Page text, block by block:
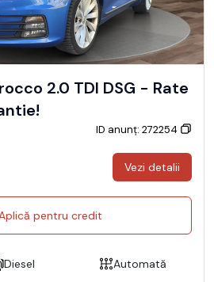
2.0 TDI DSG - Rate
ID anunț: 272254
Vezi detalii
Aplică pentru credit
Diesel
Automată